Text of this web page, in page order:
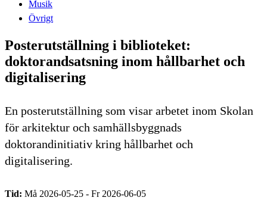
Musik
Övrigt
Posterutställning i biblioteket:
doktorandsatsning inom hållbarhet och
digitalisering
En posterutställning som visar arbetet inom Skolan
för arkitektur och samhällsbyggnads
doktorandinitiativ kring hållbarhet och
digitalisering.
Tid: Må 2026-05-25 - Fr 2026-06-05